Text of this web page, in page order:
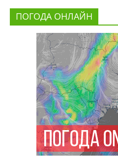
ПОГОДА ОНЛАЙН